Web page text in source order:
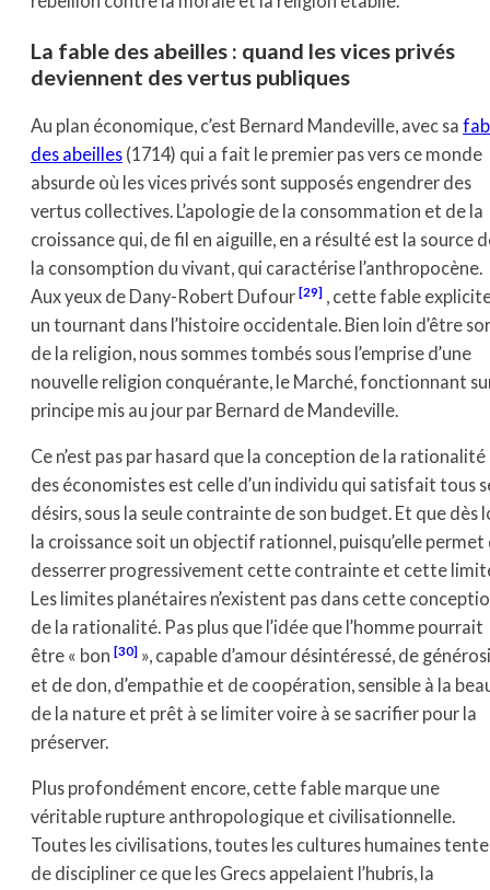
La fable des abeilles : quand les vices privés
deviennent des vertus publiques
Au plan économique, c’est Bernard Mandeville, avec sa
des abeilles (1714) qui a fait le premier pas vers ce monde
absurde où les vices privés sont supposés engendrer des
vertus collectives. L’apologie de la consommation et de la
croissance qui, de fil en aiguille, en a résulté est la source
la consomption du vivant, qui caractérise l’anthropocène.
Aux yeux de Dany-Robert Dufour [29] , cette fable
un tournant dans l’histoire occidentale. Bien loin d’être
de la religion, nous sommes tombés sous l’emprise d’une
nouvelle religion conquérante, le Marché, fonctionnant
principe mis au jour par Bernard de Mandeville.
Ce n’est pas par hasard que la conception de la rationalité
des économistes est celle d’un individu qui satisfait tous
désirs, sous la seule contrainte de son budget. Et que dès
la croissance soit un objectif rationnel, puisqu’elle permet
desserrer progressivement cette contrainte et cette
Les limites planétaires n’existent pas dans cette
de la rationalité. Pas plus que l’idée que l’homme pourrait
être « bon [30] », capable d’amour désintéressé, de
et de don, d’empathie et de coopération, sensible à la
de la nature et prêt à se limiter voire à se sacrifier pour la
préserver.
Plus profondément encore, cette fable marque une
véritable rupture anthropologique et civilisationnelle.
Toutes les civilisations, toutes les cultures humaines
de discipliner ce que les Grecs appelaient l’hubris, la